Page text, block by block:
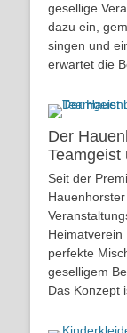
gesellige
dazu ein,
singen und
erwartet die
Der
Teamgeist
Seit der
Heimatverein
perfekte
geselligem
Das Konzept